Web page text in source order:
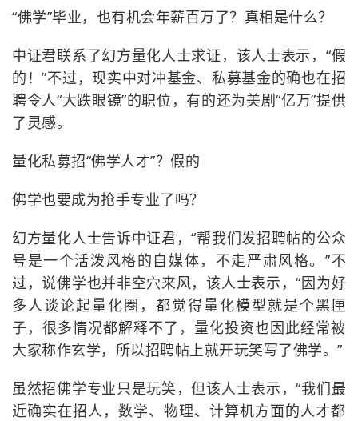
“佛学”毕业，也有机会年薪百万了？真相是什么？
中证君联系了幻方量化人士求证，该人士表示，“假
的！”不过，现实中对冲基金、私募基金的确也在招
聘令人“大跌眼镜”的职位，有的还为美剧“亿万”提供
了灵感。
量化私募招“佛学人才”？假的
佛学也要成为抢手专业了吗？
幻方量化人士告诉中证君，“帮我们发招聘帖的公众
号是一个活泼风格的自媒体，不走严肃风格。”不
过，说佛学也并非空穴来风，该人士表示，“因为好
多人谈论起量化圈，都觉得量化模型就是个黑匣
子，很多情况都解释不了，量化投资也因此经常被
大家称作玄学，所以招聘帖上就开玩笑写了佛学。”
虽然招佛学专业只是玩笑，但该人士表示，“我们最
近确实在招人，数学、物理、计算机方面的人才都